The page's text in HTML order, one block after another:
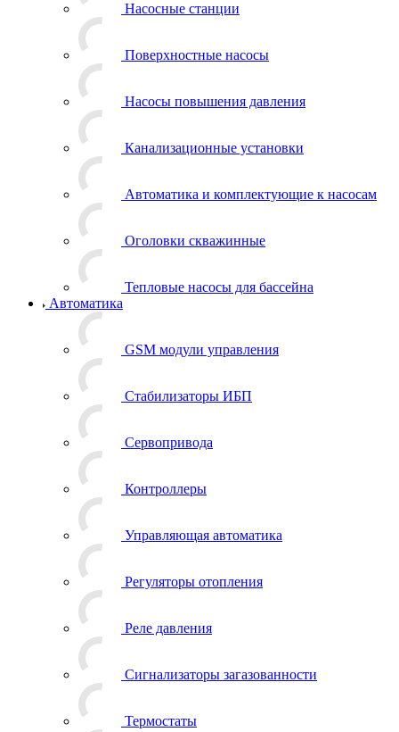
Насосные станции
Поверхностные насосы
Насосы повышения давления
Канализационные установки
Автоматика и комплектующие к насосам
Оголовки скважинные
Тепловые насосы для бассейна
Автоматика
GSM модули управления
Стабилизаторы ИБП
Сервопривода
Контроллеры
Управляющая автоматика
Регуляторы отопления
Реле давления
Сигнализаторы загазованности
Термостаты